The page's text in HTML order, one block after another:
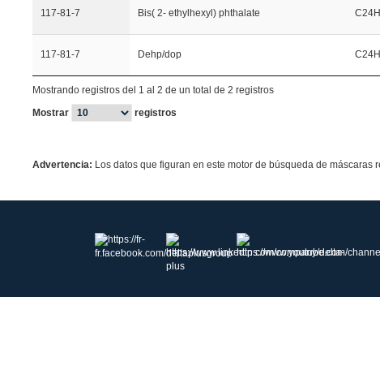
117-81-7 Bis( 2- ethylhexyl) phthalate
117-81-7 Dehp/dop
Mostrando registros del 1 al 2 de un total de 2 registros
Mostrar
registros
Advertencia: Los datos que figuran en este motor de búsqueda de